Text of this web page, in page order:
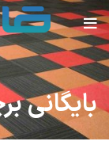
بایگانی